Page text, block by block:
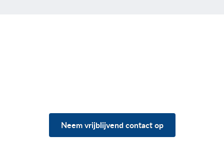
Neem vrijblijvend contact op